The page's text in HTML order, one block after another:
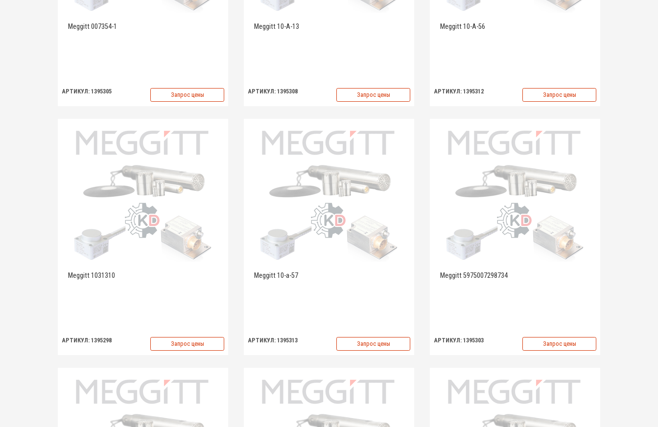
Meggitt 007354-1
АРТИКУЛ: 1395305 Запрос цены
Meggitt 10-A-13
АРТИКУЛ: 1395308 Запрос цены
Meggitt 10-A-56
АРТИКУЛ: 1395312 Запрос цены
Meggitt 1031310
АРТИКУЛ: 1395298 Запрос цены
Meggitt 10-a-57
АРТИКУЛ: 1395313 Запрос цены
Meggitt 5975007298734
АРТИКУЛ: 1395303 Запрос цены